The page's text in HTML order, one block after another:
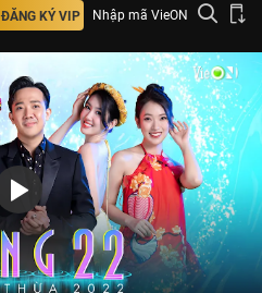
ĐĂNG KÝ VIP Nhập mã VieON